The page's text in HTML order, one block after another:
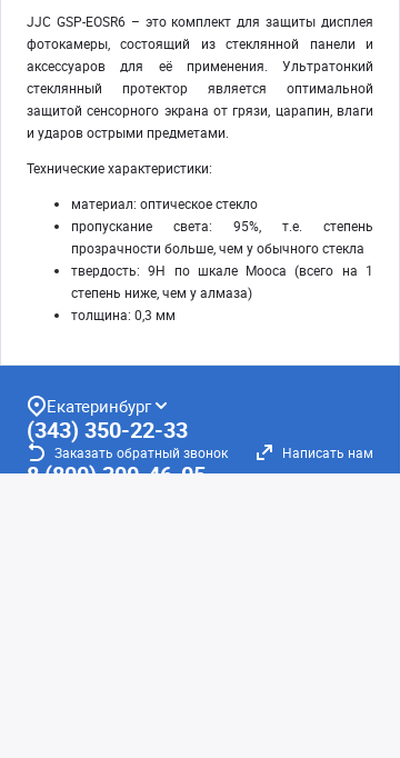
JJC GSP-EOSR6 – это комплект для защиты дисплея
фотокамеры, состоящий из стеклянной панели и
аксессуаров для её применения. Ультратонкий
стеклянный протектор является оптимальной
защитой сенсорного экрана от грязи, царапин, влаги
и ударов острыми предметами.
Технические характеристики:
материал: оптическое стекло
пропускание света: 95%, т.е. степень
прозрачности больше, чем у обычного стекла
твердость: 9Н по шкале Мооса (всего на 1
степень ниже, чем у алмаза)
толщина: 0,3 мм
Екатеринбург
(343) 350-22-33
Заказать обратный звонок Написать нам
8 (800) 300-46-05